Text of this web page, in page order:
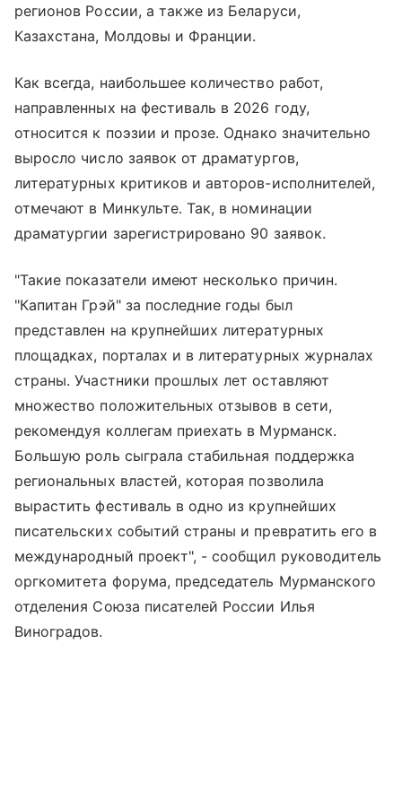
регионов России, а также из Беларуси,
Казахстана, Молдовы и Франции.
Как всегда, наибольшее количество работ,
направленных на фестиваль в 2026 году,
относится к поэзии и прозе. Однако значительно
выросло число заявок от драматургов,
литературных критиков и авторов-исполнителей,
отмечают в Минкульте. Так, в номинации
драматургии зарегистрировано 90 заявок.
"Такие показатели имеют несколько причин.
"Капитан Грэй" за последние годы был
представлен на крупнейших литературных
площадках, порталах и в литературных журналах
страны. Участники прошлых лет оставляют
множество положительных отзывов в сети,
рекомендуя коллегам приехать в Мурманск.
Большую роль сыграла стабильная поддержка
региональных властей, которая позволила
вырастить фестиваль в одно из крупнейших
писательских событий страны и превратить его в
международный проект", - сообщил руководитель
оргкомитета форума, председатель Мурманского
отделения Союза писателей России Илья
Виноградов.